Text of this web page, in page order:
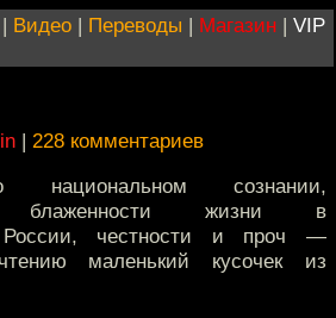
| Видео | Переводы | Магазин | VIP
| 228 комментариев
сознании,
блаженности жизни в
России, честности и проч —
маленький кусочек из